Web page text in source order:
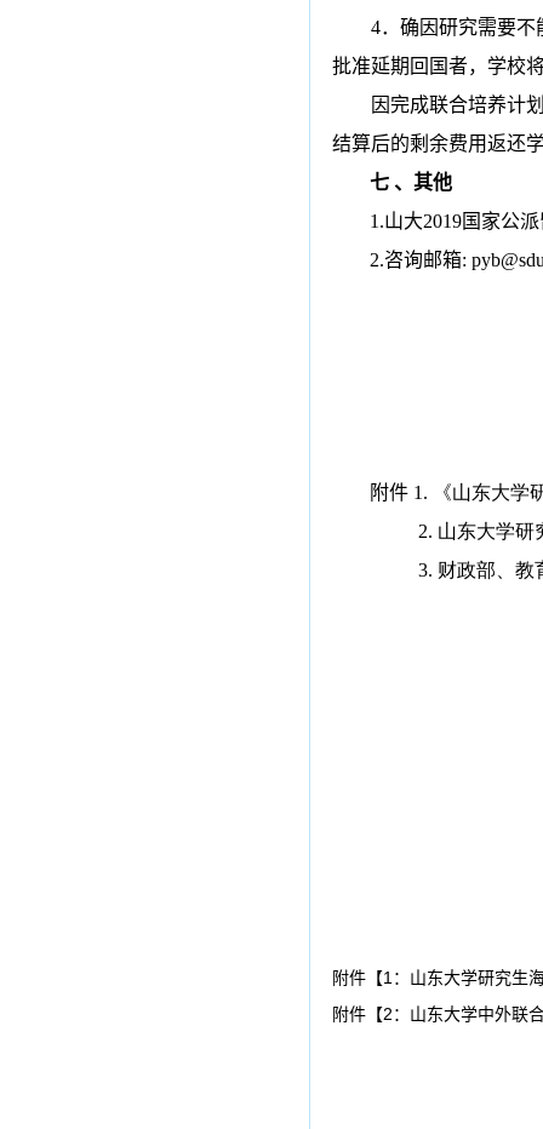
4．确因研究需要
批准延期回国者，学校
因完成联合培养计
结算后的剩余费用返还
七 、其他
1.山大2019国家公
2.咨询邮箱:
附件 1.
《山东大
2. 山东大学研
3. 财政部、教
附件【1：山东大学研究生
附件【2：山东大学中外联